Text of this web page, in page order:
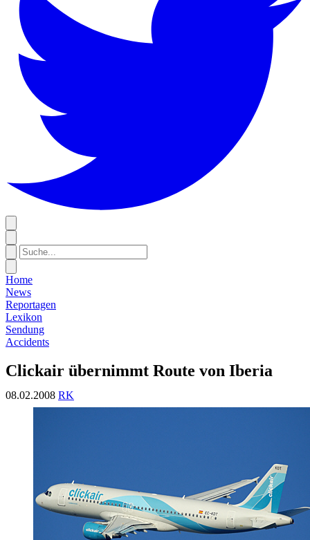
Home
News
Reportagen
Lexikon
Sendung
Accidents
Clickair übernimmt Route von Iberia
08.02.2008 RK